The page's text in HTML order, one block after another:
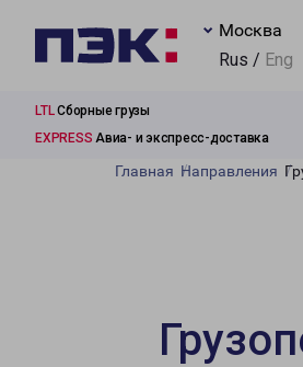
Москва
Rus / Eng
LTLСборные грузы
EXPRESS Авиа- и экспресс-доставка
Главная Направления